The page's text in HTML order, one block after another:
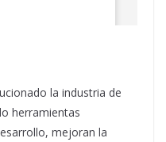
la industria de
herramientas
mejoran la